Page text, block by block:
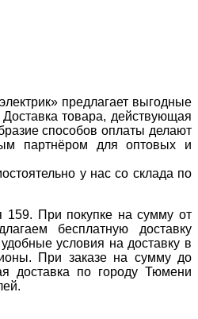
предлагает выгодные
Доставка товара, действующая
способов оплаты делают
партнёром для оптовых и
у нас со склада по
При покупке на сумму от
бесплатную доставку
условия на доставку в
При заказе на сумму до
доставка по городу Тюмени